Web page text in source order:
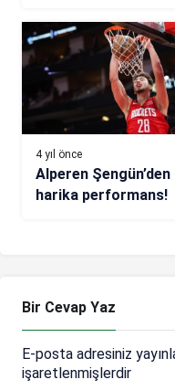
4 yıl önce
Alperen Şengün’den
harika performans!
Bir Cevap Yaz
E-posta adresiniz
işaretlenmişlerdir